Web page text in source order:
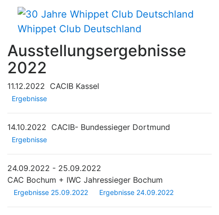
Whippet Club Deutschland
Ausstellungsergebnisse
2022
11.12.2022 CACIB Kassel
Ergebnisse
14.10.2022 CACIB- Bundessieger Dortmund
Ergebnisse
24.09.2022 - 25.09.2022
CAC Bochum + IWC Jahressieger Bochum
Ergebnisse 25.09.2022 Ergebnisse 24.09.2022